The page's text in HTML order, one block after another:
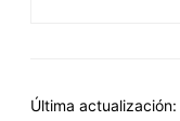
Última actualización: